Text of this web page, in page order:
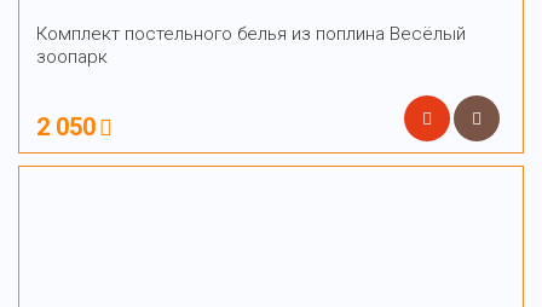
Комплект постельного белья из поплина Весёлый
зоопарк
2 050